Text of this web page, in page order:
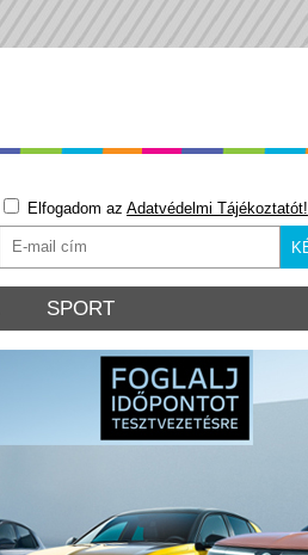
Elfogadom az Adatvédelmi Tájékoztatót!
SPORT